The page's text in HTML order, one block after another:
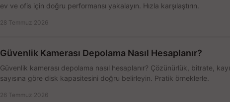
ev ve ofis için doğru performansı yakalayın. Hızla karşılaştırın.
28 Temmuz 2026
Güvenlik Kamerası Depolama Nasıl Hesaplanır?
Güvenlik kamerası depolama nasıl hesaplanır? Çözünürlük, bitrate,
sayısına göre disk kapasitesini doğru belirleyin. Pratik örneklerle.
26 Temmuz 2026